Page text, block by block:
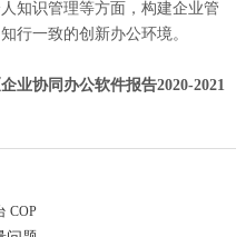
知识管理等方面，构建企业管
行一致的创新办公环境。
企业协同办公软件报告2020-2021
COP